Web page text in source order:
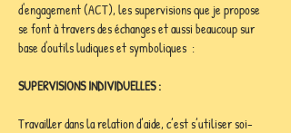
d'engagement (ACT), les supervisions que je propose
se font à travers des échanges et aussi beaucoup sur
base d'outils ludiques et symboliques  :
SUPERVISIONS INDIVIDUELLES :
Travailler dans la relation d’aide, c’est s’utiliser soi-